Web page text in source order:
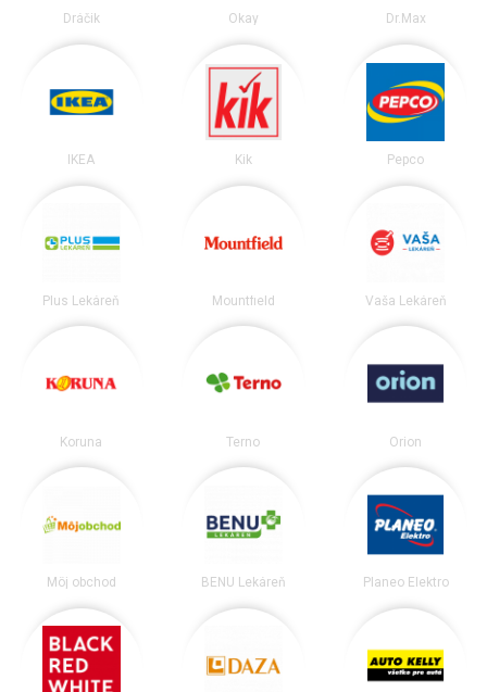
Dráčik Okay Dr.Max
IKEA Kik Pepco
Plus Lekáreň Mountfield Vaša Lekáreň
Koruna Terno Orion
Môj obchod BENU Lekáreň Planeo Elektro